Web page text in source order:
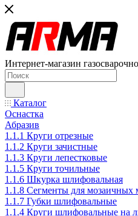
Интернет-магазин
Каталог
Оснастка
Абразив
1.1.1 Круги отрезные
1.1.2 Круги зачистные
1.1.3 Круги лепестковые
1.1.5 Круги точильные
1.1.6 Шкурка шлифовальная
1.1.8 Сегменты для мозаичных
1.1.7 Губки шлифовальные
1.1.4 Круги шлифовальные на